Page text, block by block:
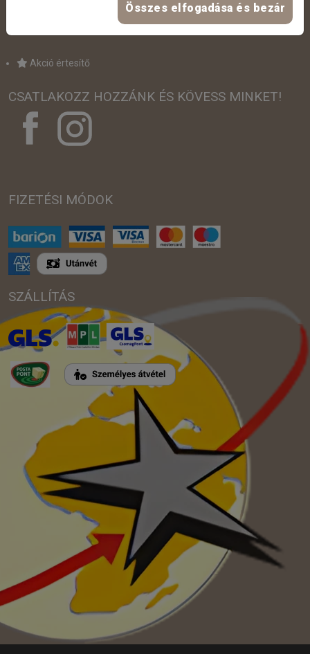
Akció értesítő
CSATLAKOZZ HOZZÁNK ÉS KÖVESS MINKET!
FIZETÉSI MÓDOK
SZÁLLÍTÁS
Összes elfogadása és bezár